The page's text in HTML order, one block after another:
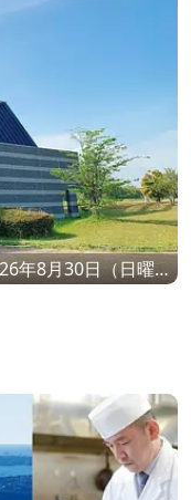
年8月30日（日曜
は16時30分まで）